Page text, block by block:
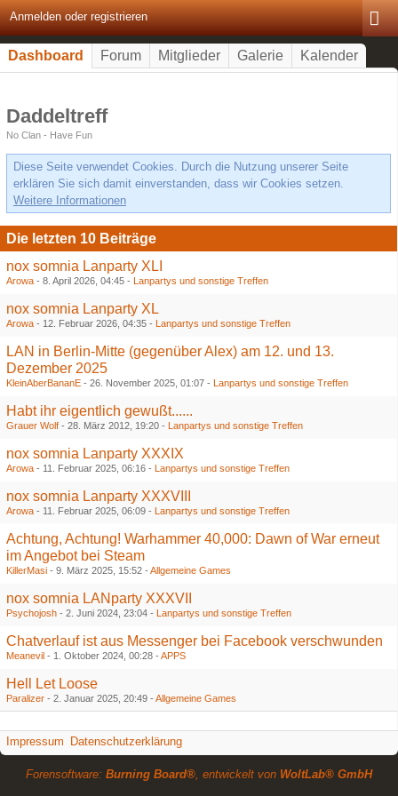
Anmelden oder registrieren
Dashboard Forum Mitglieder Galerie Kalender
Daddeltreff
No Clan - Have Fun
Diese Seite verwendet Cookies. Durch die Nutzung unserer Seite
erklären Sie sich damit einverstanden, dass wir Cookies setzen.
Weitere Informationen
Die letzten 10 Beiträge
nox somnia Lanparty XLI
Arowa - 8. April 2026, 04:45 - Lanpartys und sonstige Treffen
nox somnia Lanparty XL
Arowa - 12. Februar 2026, 04:35 - Lanpartys und sonstige Treffen
LAN in Berlin-Mitte (gegenüber Alex) am 12. und 13.
Dezember 2025
KleinAberBananE - 26. November 2025, 01:07 - Lanpartys und sonstige Treffen
Habt ihr eigentlich gewußt......
Grauer Wolf - 28. März 2012, 19:20 - Lanpartys und sonstige Treffen
nox somnia Lanparty XXXIX
Arowa - 11. Februar 2025, 06:16 - Lanpartys und sonstige Treffen
nox somnia Lanparty XXXVIII
Arowa - 11. Februar 2025, 06:09 - Lanpartys und sonstige Treffen
Achtung, Achtung! Warhammer 40,000: Dawn of War erneut
im Angebot bei Steam
KillerMasi - 9. März 2025, 15:52 - Allgemeine Games
nox somnia LANparty XXXVII
Psychojosh - 2. Juni 2024, 23:04 - Lanpartys und sonstige Treffen
Chatverlauf ist aus Messenger bei Facebook verschwunden
Meanevil - 1. Oktober 2024, 00:28 - APPS
Hell Let Loose
Paralizer - 2. Januar 2025, 20:49 - Allgemeine Games
Impressum Datenschutzerklärung
Forensoftware: Burning Board®, entwickelt von WoltLab® GmbH